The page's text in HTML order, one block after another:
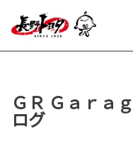
ＧＲ Ｇａｒａ
ログ